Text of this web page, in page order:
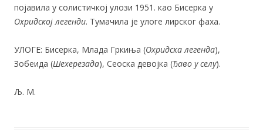
појавила у солистичкој улози 1951. као Бисерка у
Охридској легенди. Тумачила је улоге лирског фаха.
УЛОГЕ: Бисерка, Млада Гркиња (Охридска легенда),
Зобеида (Шехерезада), Сеоска девојка (Ђаво у селу).
Љ. М.